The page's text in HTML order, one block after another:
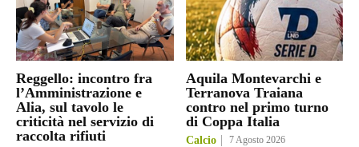
Reggello: incontro fra
l’Amministrazione e
Alia, sul tavolo le
criticità nel servizio di
raccolta rifiuti
Aquila Montevarchi e
Terranova Traiana
contro nel primo turno
di Coppa Italia
Calcio 7 Agosto 2026